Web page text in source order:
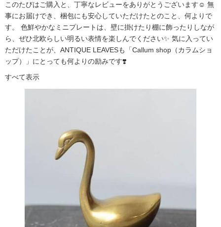
このたびはご購入と、丁寧なレビューをありがとうございます☺️ 無
事にお届けでき、梱包にも安心していただけたとのこと、何よりで
す。 色鮮やかなミニプレートは、壁に掛けたり棚に飾ったりしなが
ら、ぜひ北欧らしい明るい表情を楽しんでください✨ 気に入ってい
ただけたことが、ANTIQUE LEAVESも「Callum shop（カラムショ
ップ）」にとっても何よりの励みです❣️
すべて表示